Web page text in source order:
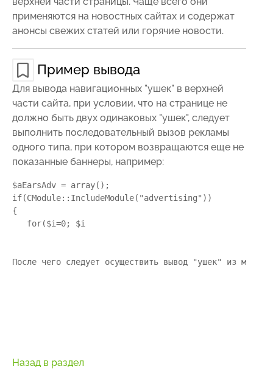
применяются на новостных сайтах и содержат
анонсы свежих статей или горячие новости.
Пример вывода
Для вывода навигационных "ушек" в верхней
части сайта, при условии, что на странице не
должно быть двух одинаковых "ушек", следует
выполнить последовательный вызов рекламы
одного типа, при котором возвращаются еще не
показанные баннеры, например:
$aEarsAdv = array();
if(CModule::IncludeModule("advertising"))
{
   for($i=0; $i
После чего следует осуществить вывод "ушек" из
Назад в раздел